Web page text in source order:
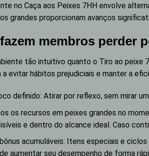
no Caça aos Peixes 7HH envolve
grandes proporcionam avanços
membros perder
tão intuitivo quanto o Tiro ao peixe
a evitar hábitos prejudiciais e manter a
definido: Atirar por reflexo, sem mirar
os recursos em peixes grandes no
e dentro do alcance ideal. Caso
acumuláveis: Itens especiais e
aumentar seu desempenho de forma